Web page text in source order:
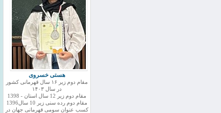
هستی خسروی
مقام دوم زیر ۱۶ سال قهرمانی کشور
در سال ۱۴۰۳
مقام دوم زیر 12 سال استان - 1398
مقام دوم رده سنی زیر 10 سال1396
کسب عنوان سومی قهرمانی جهان در